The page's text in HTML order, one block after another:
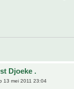
Djoeke .
13 mei 2011 23:04